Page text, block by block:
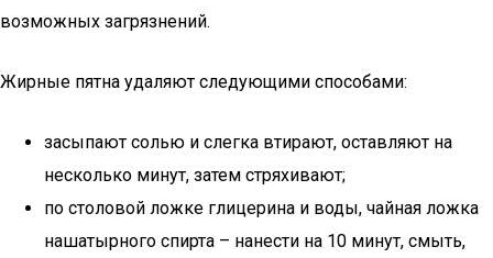
возможных загрязнений.
Жирные пятна удаляют следующими способами:
засыпают солью и слегка втирают, оставляют на
несколько минут, затем стряхивают;
по столовой ложке глицерина и воды, чайная ложка
нашатырного спирта – нанести на 10 минут, смыть,